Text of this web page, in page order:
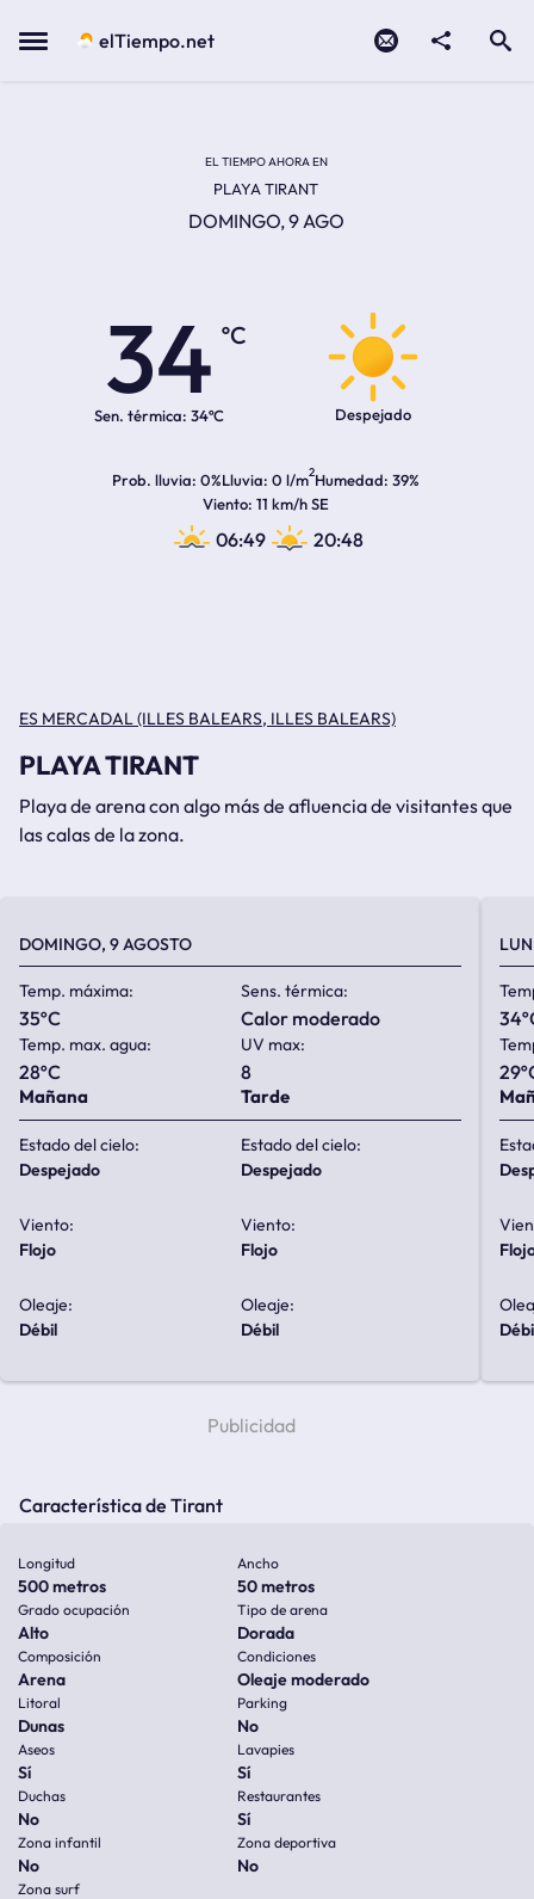
Menu elTiempo.net
EL TIEMPO AHORA EN
PLAYA TIRANT
DOMINGO, 9 AGO
34
ºC
Sen. térmica: 34ºC Despejado
Prob. lluvia 0%Lluvia 0 l/m2Humedad 39%
Viento 11 km/h SE
06:49 20:48
ES MERCADAL (ILLES BALEARS, ILLES BALEARS)
PLAYA TIRANT
Playa de arena con algo más de afluencia de visitantes que
las calas de la zona.
DOMINGO, 9 AGOSTO
Temp. máxima:
35ºC
Sens. térmica:
calor moderado
Temp. max. agua:
28ºC
UV max:
8
Mañana
Estado del cielo:
despejado
Viento:
flojo
Oleaje:
débil
Tarde
Estado del cielo:
despejado
Viento:
flojo
Oleaje:
débil
Característica de Tirant
Longitud
500 metros
Ancho
50 metros
Grado ocupación
Alto
Tipo de arena
Dorada
Composición
Arena
Condiciones
Oleaje moderado
Litoral
Dunas
Parking
No
Aseos
Sí
Lavapies
Sí
Duchas
No
Restaurantes
Sí
Zona infantil
No
Zona deportiva
No
Zona surf